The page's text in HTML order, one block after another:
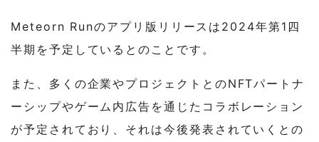
Meteorn Runのアプリ版リリースは2024年第1四
半期を予定しているとのことです。
また、多くの企業やプロジェクトとのNFTパートナ
ーシップやゲーム内広告を通じたコラボレーション
が予定されており、それは今後発表されていくとの